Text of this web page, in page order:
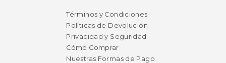
Términos y Condiciones
Políticas de Devolución
Privacidad y Seguridad
Cómo Comprar
Nuestras Formas de Pago